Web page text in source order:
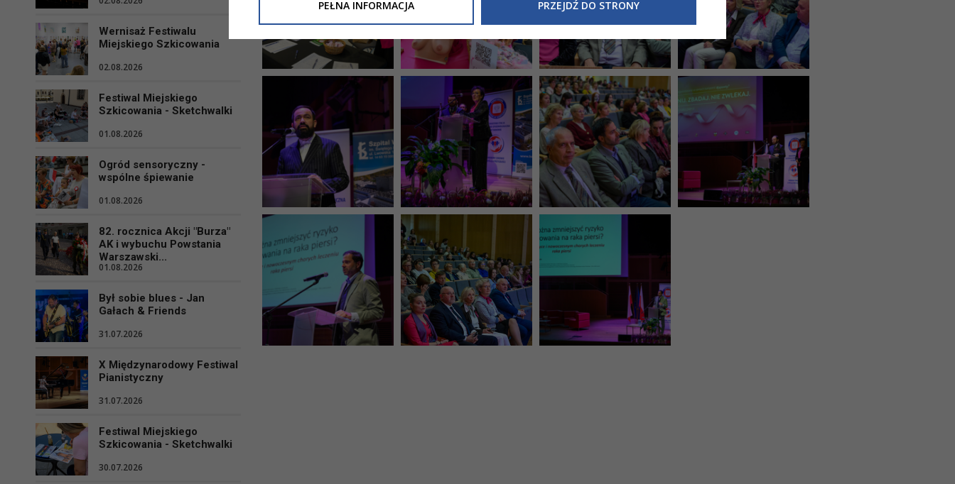
Wernisaż Festiwalu
Miejskiego Szkicowania
02.08.2026
Festiwal Miejskiego
Szkicowania - Sketchwalki
01.08.2026
Ogród sensoryczny -
wspólne śpiewanie
01.08.2026
82. rocznica Akcji "Burza"
AK i wybuchu Powstania
Warszawski...
01.08.2026
Był sobie blues - Jan
Gałach & Friends
31.07.2026
X Międzynarodowy Festiwal
Pianistyczny
31.07.2026
Festiwal Miejskiego
Szkicowania - Sketchwalki
30.07.2026
Niniejsza informacja nie wymaga od Państwa żadnych dodatkowych działań.
PEŁNA INFORMACJA PRZEJDŹ DO STRONY